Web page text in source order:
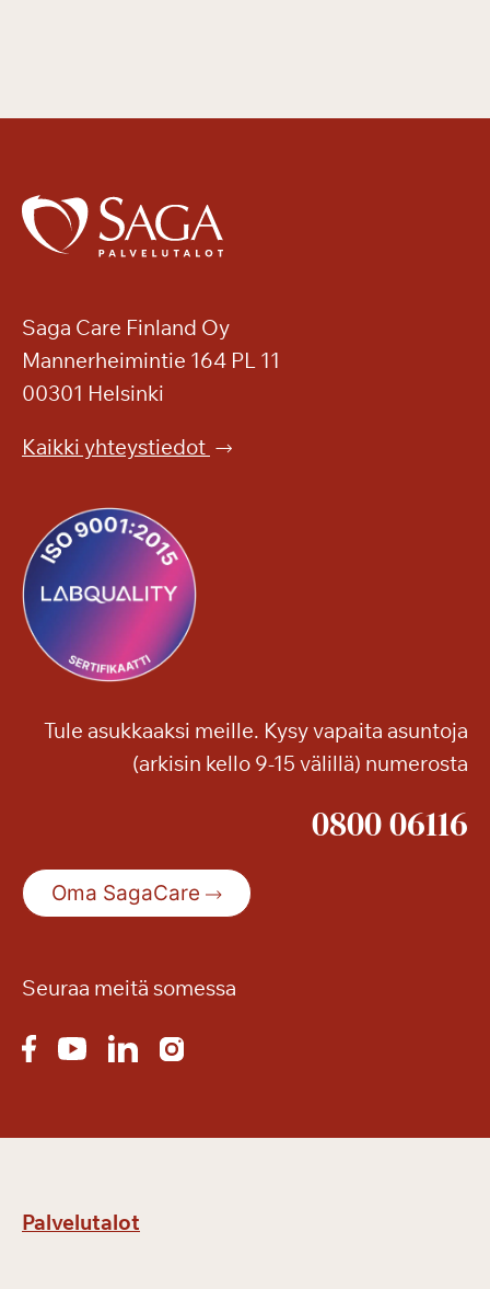
Saga Care Finland Oy
Mannerheimintie 164 PL 11
00301 Helsinki
Kaikki yhteystiedot
Tule asukkaaksi meille. Kysy vapaita asuntoja
(arkisin kello 9-15 välillä) numerosta
0800 06116
Oma SagaCare
Seuraa meitä somessa
Palvelutalot